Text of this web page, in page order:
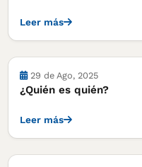
Leer más
29 de Ago, 2025
¿Quién es quién?
Leer más